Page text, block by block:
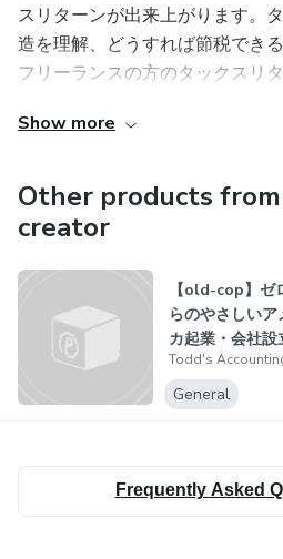
スリターンが出来上がります。
造を理解、どうすれば節税でき
フリーランスの方のタックスリ
の条件を満たした申告をしたうえ
ストリームラインを使用して
罰金を回避した FBARの申告を
手続きはこちらですべて行います
以下 よくある質問です
FBARに関するよくある質問
もしも口座間で移動がある場合
年末の残高が ＄50,000ドル以
Show more
Other products
creator
【old-cop】ゼ
らのやさしいア
カ起業・会社設
イド - starting
General
Frequently Asked